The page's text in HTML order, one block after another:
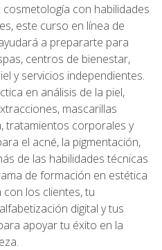
con habilidades
este curso en línea de
a prepararte para
centros de bienestar,
y servicios independientes.
en análisis de la piel,
mascarillas
tratamientos corporales y
el acné, la pigmentación,
de las habilidades técnicas
de formación en estética
los clientes, tu
digital y tus
apoyar tu éxito en la